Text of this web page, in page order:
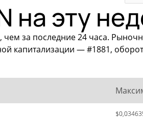
на эту
за последние 24 часа.
капитализации — #1881,